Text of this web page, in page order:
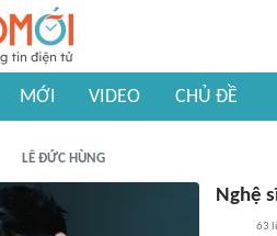
MỚI VIDEO CHỦ ĐỀ
LÊ ĐỨC HÙNG
Nghệ
63